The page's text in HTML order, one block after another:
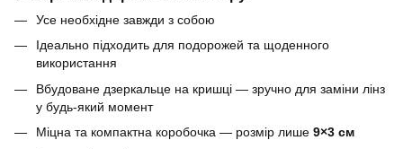
Усе необхідне завжди з собою
Ідеально підходить для подорожей та щоденного
використання
Вбудоване дзеркальце на кришці — зручно для заміни лінз
у будь-який момент
Міцна та компактна коробочка — розмір лише 9×3 см